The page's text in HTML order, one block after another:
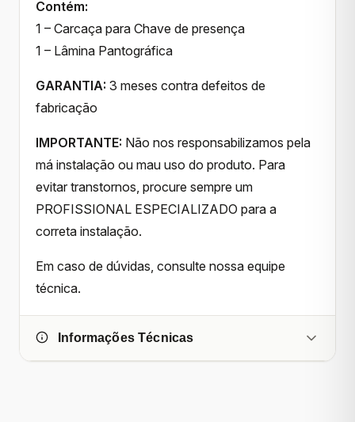
Contém:
1 – Carcaça para Chave de presença
1 – Lâmina Pantográfica
GARANTIA: 3 meses contra defeitos de
fabricação
IMPORTANTE: Não nos responsabilizamos pela
má instalação ou mau uso do produto. Para
evitar transtornos, procure sempre um
PROFISSIONAL ESPECIALIZADO para a
correta instalação.
Em caso de dúvidas, consulte nossa equipe
técnica.
Informações Técnicas